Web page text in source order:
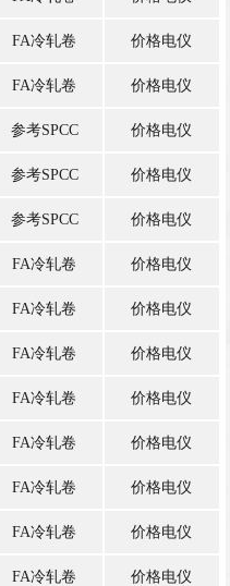
FA冷轧卷 价格电仪
FA冷轧卷 价格电仪
参考SPCC 价格电仪
参考SPCC 价格电仪
参考SPCC 价格电仪
FA冷轧卷 价格电仪
FA冷轧卷 价格电仪
FA冷轧卷 价格电仪
FA冷轧卷 价格电仪
FA冷轧卷 价格电仪
FA冷轧卷 价格电仪
FA冷轧卷 价格电仪
FA冷轧卷 价格电仪